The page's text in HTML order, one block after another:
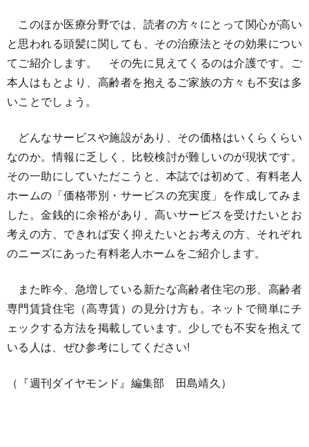
このほか医療分野では、読者の方々にとって関心が高い
と思われる頭髪に関しても、その治療法とその効果につい
てご紹介します。 その先に見えてくるのは介護です。ご
本人はもとより、高齢者を抱えるご家族の方々も不安は多
いことでしょう。
どんなサービスや施設があり、その価格はいくらくらい
なのか。情報に乏しく、比較検討が難しいのが現状です。
その一助にしていただこうと、本誌では初めて、有料老人
ホームの「価格帯別・サービスの充実度」を作成してみま
した。金銭的に余裕があり、高いサービスを受けたいとお
考えの方、できれば安く抑えたいとお考えの方、それぞれ
のニーズにあった有料老人ホームをご紹介します。
また昨今、急増している新たな高齢者住宅の形、高齢者
専門賃貸住宅（高専賃）の見分け方も。ネットで簡単にチ
ェックする方法を掲載しています。少しでも不安を抱えて
いる人は、ぜひ参考にしてください!
（『週刊ダイヤモンド』編集部 田島靖久）